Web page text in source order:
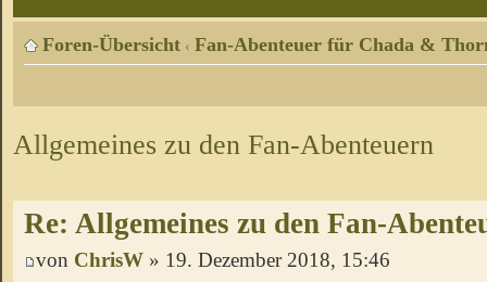
Foren-Übersicht ‹ Fan-Abenteuer für Chada &
Allgemeines zu den Fan-Abenteuern
Re: Allgemeines zu den Fan-
von ChrisW » 19. Dezember 2018, 15:46